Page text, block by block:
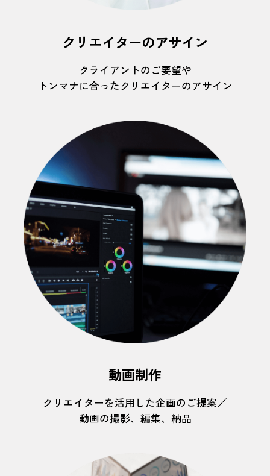
クリエイターのアサイン
クライアントのご要望や
トンマナに合ったクリエイターのアサイン
動画制作
クリエイターを活用した企画のご提案／
動画の撮影、編集、納品